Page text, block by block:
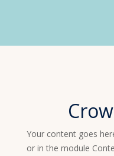
Your content goes
or in the module